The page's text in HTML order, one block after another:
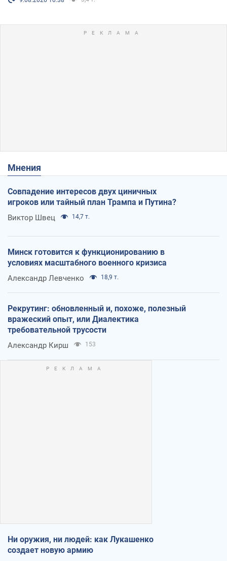
Мнения
Совпадение интересов двух циничных
игроков или тайный план Трампа и Путина?
Виктор Швец 14,7 т.
Минск готовится к функционированию в
условиях масштабного военного кризиса
Александр Левченко 18,9 т.
Рекрутинг: обновленный и, похоже, полезный
вражеский опыт, или Диалектика
требовательной трусости
Александр Кирш 153
Ни оружия, ни людей: как Лукашенко
создает новую армию